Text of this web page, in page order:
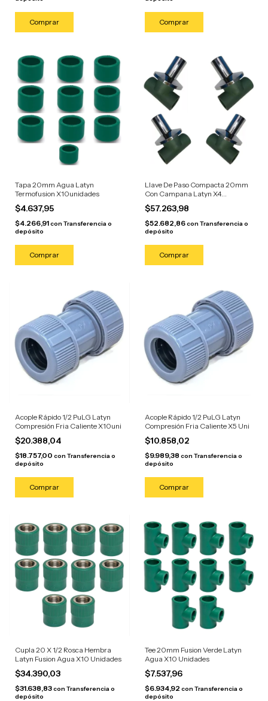
Tapa 20mm Agua Latyn
Termofusion X10unidades
$4.637,95
$4.266,91con Transferencia o
depósito
Llave De Paso Compacta 20mm
Con Campana Latyn X4
Unidades
$57.263,98
$52.682,86con Transferencia o
depósito
Acople Rápido 1/2 PuLG Latyn
Compresión Fria Caliente X10uni
$20.388,04
$18.757,00 con Transferencia o
depósito
Acople Rápido 1/2 PuLG Latyn
Compresión Fria Caliente X5 Uni
$10.858,02
$9.989,38 con Transferencia o
depósito
Cupla 20 X 1/2 Rosca Hembra
Latyn Fusion Agua X10 Unidades
$34.390,03
$31.638,83con Transferencia o
depósito
Tee 20mm Fusion Verde Latyn
Agua X10 Unidades
$7.537,96
$6.934,92 con Transferencia o
depósito